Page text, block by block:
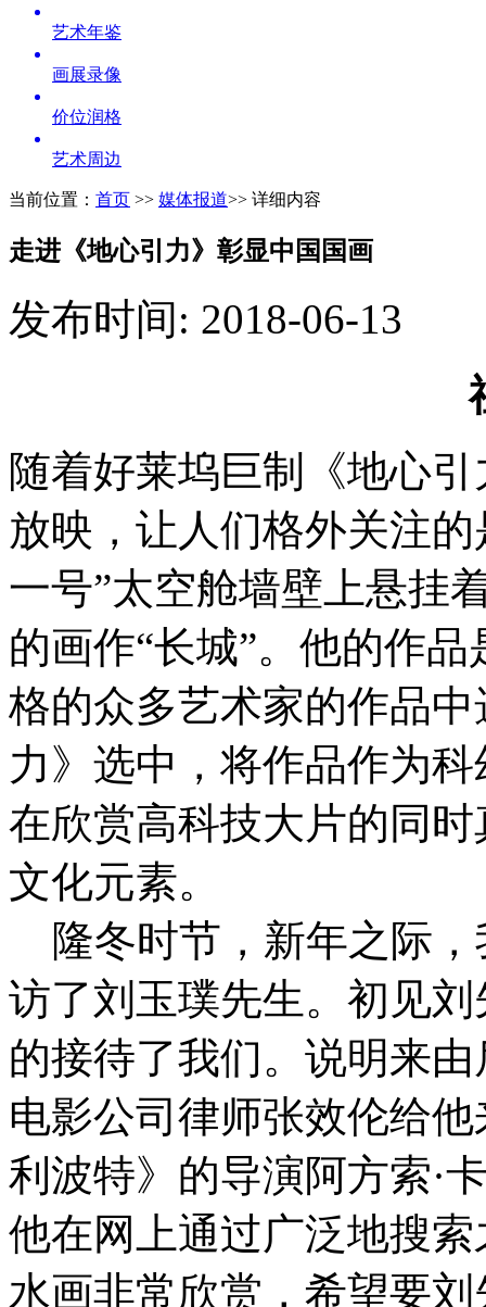
艺术年鉴
画展录像
价位润格
艺术周边
当前位置： 首页 >> 媒体报道>> 详细内容
走进《地心引力》彰显中国国画
发布时间: 2018-06-13
随着好莱坞巨制《地心
放映，让人们格外关注
一号”太空舱墙壁上悬挂
的画作“长城”。他的作
格的众多艺术家的作品
力》选中，将作品作为
在欣赏高科技大片的同
文化元素。
隆冬时节，新年之际，
访了刘玉璞先生。初见
的接待了我们。说明来
电影公司律师张效伦给
利波特》的导演阿方索·
他在网上通过广泛地搜
水画非常欣赏，希望要